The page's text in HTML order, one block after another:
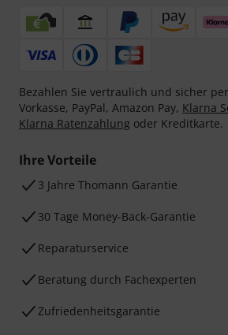
Bezahlen Sie vertraulich und sicher
Vorkasse, PayPal, Amazon Pay, Klarna
Klarna Ratenzahlung oder Kreditkarte.
Ihre Vorteile
3 Jahre Thomann Garantie
30 Tage Money-Back-Garantie
Reparaturservice
Beratung durch Fachexperten
Zufriedenheitsgarantie